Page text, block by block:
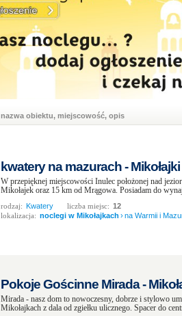
nazwa obiektu, miejscowość, opis
kwatery na mazurach - Mikołajki
W przepięknej miejscowości Inulec położonej nad
Mikołajek oraz 15 km od Mrągowa. Posiadam do
rodzaj: Kwatery liczba miejsc: 12
lokalizacja: noclegi w Mikołajkach ›na Warmii i
Pokoje Gościnne Mirada -
Mirada - nasz dom to nowoczesny, dobrze i stylowo
Mikołajkach z dala od zgiełku ulicznego. Spacer do